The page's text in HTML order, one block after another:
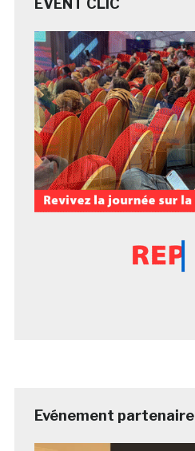
EVENT CLIC
Evénement partenaire